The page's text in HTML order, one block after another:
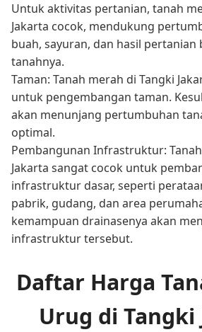
Untuk aktivitas pertanian, tanah
Jakarta cocok, mendukung
buah, sayuran, dan hasil pertanian
tanahnya.
Taman: Tanah merah di Tangki
untuk pengembangan taman.
akan menunjang pertumbuhan
optimal.
Pembangunan Infrastruktur:
Jakarta sangat cocok untuk
infrastruktur dasar, seperti
pabrik, gudang, dan area
kemampuan drainasenya akan
infrastruktur tersebut.
Daftar Harga
Urug di Tangki